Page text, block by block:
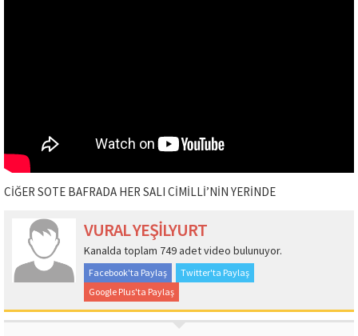
CİĞER SOTE BAFRADA HER SALI CİMİLLİ’NİN YERİNDE
VURAL YEŞİLYURT
Kanalda toplam 749 adet video bulunuyor.
Facebook'ta Paylaş
Twitter'ta Paylaş
Google Plus'ta Paylaş